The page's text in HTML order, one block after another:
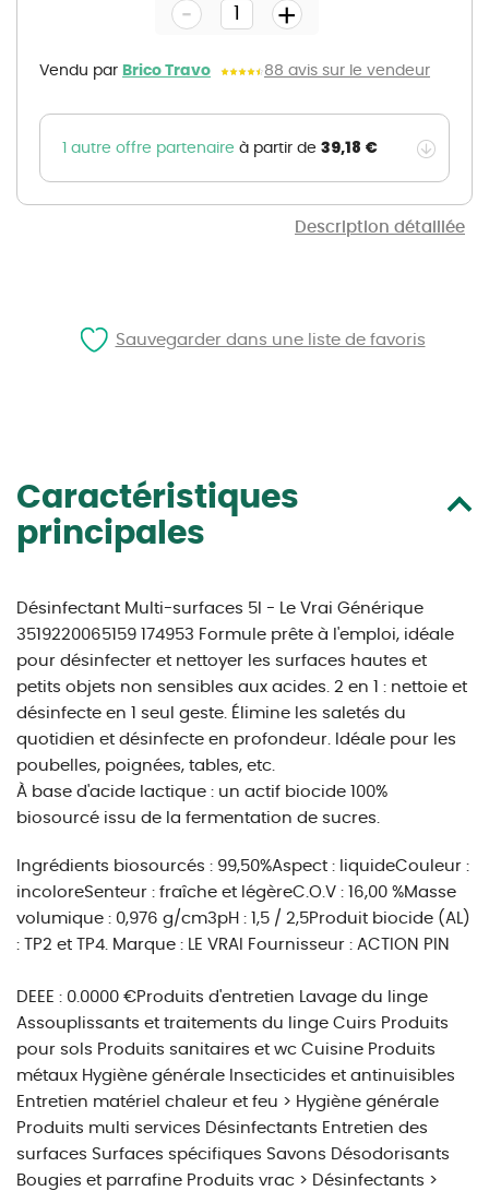
Description détaillée
gallery
Vendu par Brico Travo 88 avis sur le vendeur
- +
1 autre offre partenaire à partir de 39,18 €
Caractéristiques
principales
Désinfectant Multi-surfaces 5l - Le Vrai Générique
3519220065159 174953 Formule prête à l'emploi, idéale
pour désinfecter et nettoyer les surfaces hautes et
petits objets non sensibles aux acides. 2 en 1 : nettoie et
désinfecte en 1 seul geste. Élimine les saletés du
quotidien et désinfecte en profondeur. Idéale pour les
poubelles, poignées, tables, etc.
À base d'acide lactique : un actif biocide 100%
biosourcé issu de la fermentation de sucres.
Ingrédients biosourcés : 99,50%Aspect : liquideCouleur :
incoloreSenteur : fraîche et légèreC.O.V : 16,00 %Masse
volumique : 0,976 g/cm3pH : 1,5 / 2,5Produit biocide (AL)
: TP2 et TP4. Marque : LE VRAI Fournisseur : ACTION PIN
DEEE : 0.0000 €Produits d'entretien Lavage du linge
Assouplissants et traitements du linge Cuirs Produits
pour sols Produits sanitaires et wc Cuisine Produits
métaux Hygiène générale Insecticides et antinuisibles
Entretien matériel chaleur et feu > Hygiène générale
Produits multi services Désinfectants Entretien des
surfaces Surfaces spécifiques Savons Désodorisants
Bougies et parrafine Produits vrac > Désinfectants >
Sauvegarder dans une liste de favoris